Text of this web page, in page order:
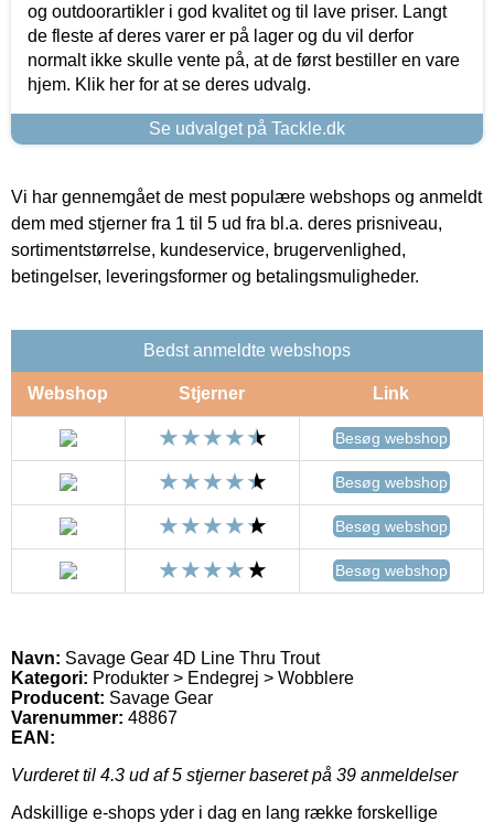
og outdoorartikler i god kvalitet og til lave priser. Langt
de fleste af deres varer er på lager og du vil derfor
normalt ikke skulle vente på, at de først bestiller en vare
hjem. Klik her for at se deres udvalg.
Se udvalget på Tackle.dk
Vi har gennemgået de mest populære webshops og anmeldt
dem med stjerner fra 1 til 5 ud fra bl.a. deres prisniveau,
sortimentstørrelse, kundeservice, brugervenlighed,
betingelser, leveringsformer og betalingsmuligheder.
Bedst anmeldte webshops
Webshop Stjerner Link
Besøg webshop
Besøg webshop
Besøg webshop
Besøg webshop
Navn: Savage Gear 4D Line Thru Trout
Kategori: Produkter > Endegrej > Wobblere
Producent: Savage Gear
Varenummer: 48867
EAN:
Vurderet til 4.3 ud af 5 stjerner baseret på 39 anmeldelser
Adskillige e-shops yder i dag en lang række forskellige